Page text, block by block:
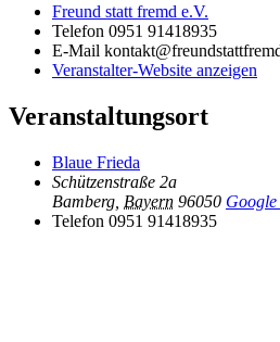
Freund statt fremd e.V.
Telefon 0951 91418935
E-Mail
Veranstalter-Website anzeigen
Veranstaltungsort
Blaue Frieda
Schützenstraße 2a
Bamberg Bayern 96050
Telefon 0951 91418935